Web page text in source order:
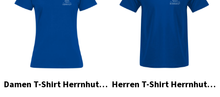
Damen T-Shirt Herrnhut 300 Herren T-Shirt Herrnhut 300